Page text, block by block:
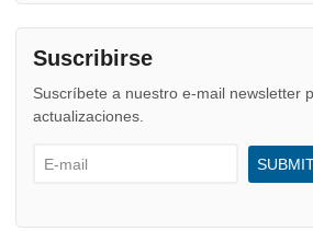
Suscribirse
Suscríbete a nuestro e-mail newsletter
actualizaciones.